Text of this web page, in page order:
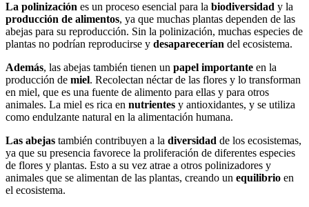
La polinización es un proceso esencial para la biodiversidad y la
producción de alimentos, ya que muchas plantas dependen de las
abejas para su reproducción. Sin la polinización, muchas especies de
plantas no podrían reproducirse y desaparecerían del ecosistema.
Además, las abejas también tienen un papel importante en la
producción de miel. Recolectan néctar de las flores y lo transforman
en miel, que es una fuente de alimento para ellas y para otros
animales. La miel es rica en nutrientes y antioxidantes, y se utiliza
como endulzante natural en la alimentación humana.
Las abejas también contribuyen a la diversidad de los ecosistemas,
ya que su presencia favorece la proliferación de diferentes especies
de flores y plantas. Esto a su vez atrae a otros polinizadores y
animales que se alimentan de las plantas, creando un equilibrio en
el ecosistema.